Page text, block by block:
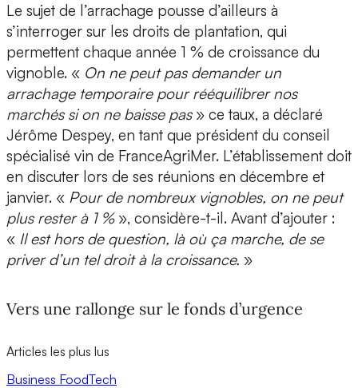
Le sujet de l’arrachage pousse d’ailleurs à
s’interroger sur les droits de plantation, qui
permettent chaque année 1 % de croissance du
vignoble. « On ne peut pas demander un
arrachage temporaire pour rééquilibrer nos
marchés si on ne baisse pas» ce taux, a déclaré
Jérôme Despey, en tant que président du conseil
spécialisé vin de FranceAgriMer. L’établissement doit
en discuter lors de ses réunions en décembre et
janvier. « Pour de nombreux vignobles, on ne peut
plus rester à 1 %», considère-t-il. Avant d’ajouter :
« Il est hors de question, là où ça marche, de se
priver d’un tel droit à la croissance. »
Vers une rallonge sur le fonds d’urgence
Articles les plus lus
Business FoodTech